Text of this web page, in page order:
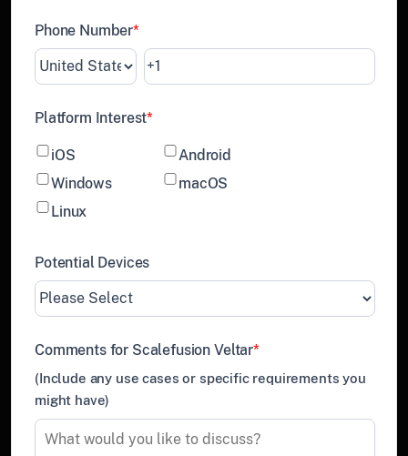
Phone Number*
Platform Interest*
iOS
Android
Windows
macOS
Linux
Potential Devices
Comments for Scalefusion Veltar*
(Include any use cases or specific requirements you
might have)